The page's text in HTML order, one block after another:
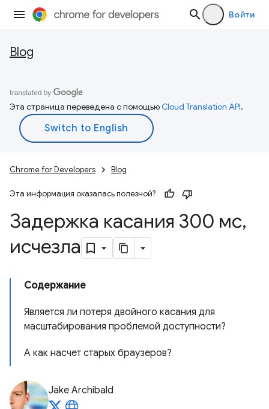
Войти
Blog
Эта страница переведена с помощьюCloud Translation API.
Chrome for Developers Blog
Эта информация оказалась полезной?
Задержка касания 300 мс,
исчезла
Содержание
Является ли потеря двойного касания для
масштабирования проблемой доступности?
А как насчет старых браузеров?
Jake Archibald